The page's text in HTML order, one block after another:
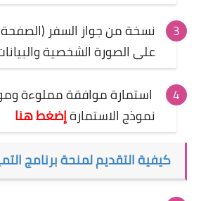
نسخة من جواز السفر
على الصورة الشخصية
استمارة موافقة مملوءة
نموذج الاستمارةإضغط هنا
كيفية التقديم لمنحة برنامج